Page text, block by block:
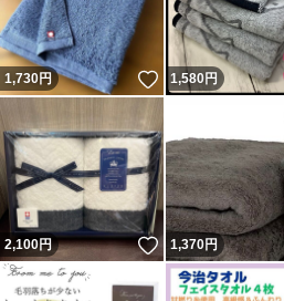
1,730円 いいね！
1,580円
2,100円 いいね！
1,370円